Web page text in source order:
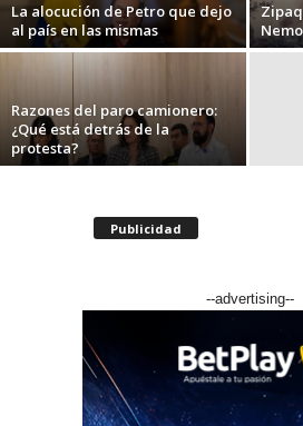
La alocución de Petro que dejo
al país en las mismas
Razones del paro camionero:
¿Qué está detrás de la
protesta?
Publicidad
--advertising--